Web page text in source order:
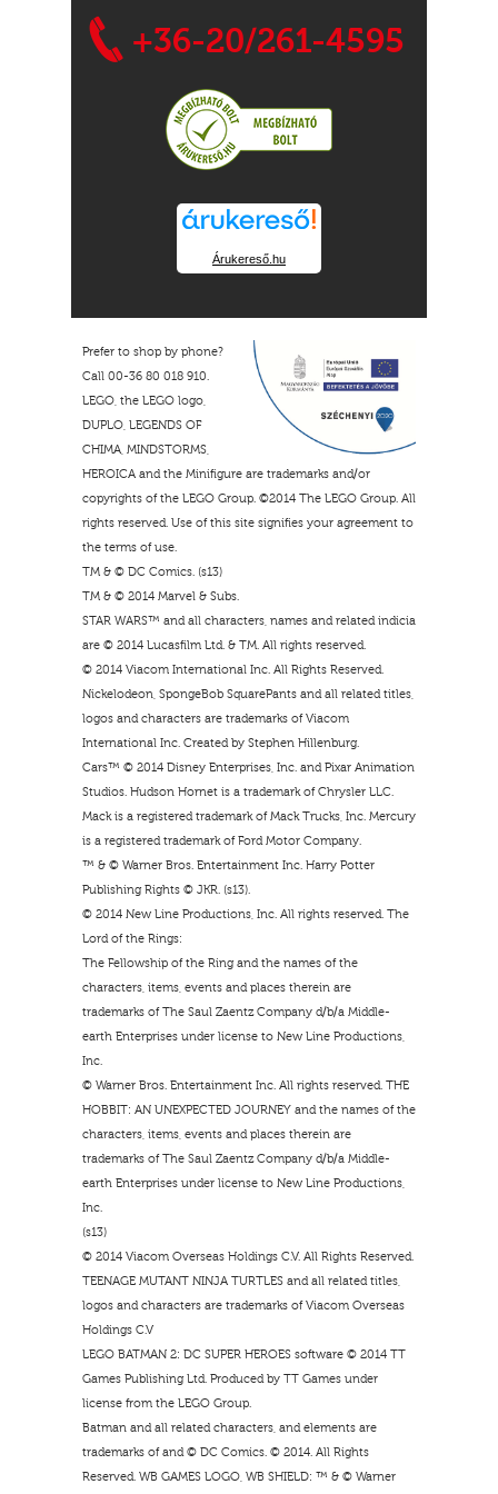
+36-20/261-4595
Árukereső.hu
Prefer to shop by phone?
Call 00-36 80 018 910.
LEGO, the LEGO logo,
DUPLO, LEGENDS OF
CHIMA, MINDSTORMS,
HEROICA and the Minifigure are trademarks and/or
copyrights of the LEGO Group. ©2014 The LEGO Group. All
rights reserved. Use of this site signifies your agreement to
the terms of use.
TM & © DC Comics. (s13)
TM & © 2014 Marvel & Subs.
STAR WARS™ and all characters, names and related indicia
are © 2014 Lucasfilm Ltd. & TM. All rights reserved.
© 2014 Viacom International Inc. All Rights Reserved.
Nickelodeon, SpongeBob SquarePants and all related titles,
logos and characters are trademarks of Viacom
International Inc. Created by Stephen Hillenburg.
Cars™ © 2014 Disney Enterprises, Inc. and Pixar Animation
Studios. Hudson Hornet is a trademark of Chrysler LLC.
Mack is a registered trademark of Mack Trucks, Inc. Mercury
is a registered trademark of Ford Motor Company.
™ & © Warner Bros. Entertainment Inc. Harry Potter
Publishing Rights © JKR. (s13).
© 2014 New Line Productions, Inc. All rights reserved. The
Lord of the Rings:
The Fellowship of the Ring and the names of the
characters, items, events and places therein are
trademarks of The Saul Zaentz Company d/b/a Middle-
earth Enterprises under license to New Line Productions,
Inc.
© Warner Bros. Entertainment Inc. All rights reserved. THE
HOBBIT: AN UNEXPECTED JOURNEY and the names of the
characters, items, events and places therein are
trademarks of The Saul Zaentz Company d/b/a Middle-
earth Enterprises under license to New Line Productions,
Inc.
(s13)
© 2014 Viacom Overseas Holdings C.V. All Rights Reserved.
TEENAGE MUTANT NINJA TURTLES and all related titles,
logos and characters are trademarks of Viacom Overseas
Holdings C.V
LEGO BATMAN 2: DC SUPER HEROES software © 2014 TT
Games Publishing Ltd. Produced by TT Games under
license from the LEGO Group.
Batman and all related characters, and elements are
trademarks of and © DC Comics. © 2014. All Rights
Reserved. WB GAMES LOGO, WB SHIELD: ™ & © Warner